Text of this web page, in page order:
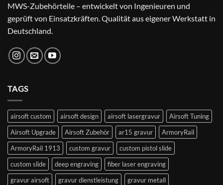
MWS-Zubehörteile – entwickelt von Ingenieuren und
geprüft von Einsatzkräften. Qualität aus eigener Werkstatt in
Deutschland.
TAGS
airsoft custom airsoft design airsoft lasergravur
Airsoft Tuning
Airsoft Upgrade
Airsoft Zubehör ar15 gravur
ArmoryRail
ArmoryRail 1913
custom gravur
custom pistol slide
custom slide
deep engraving
fiber laser engraving
gravur airsoft
gravur dienstleistung
gravur metall